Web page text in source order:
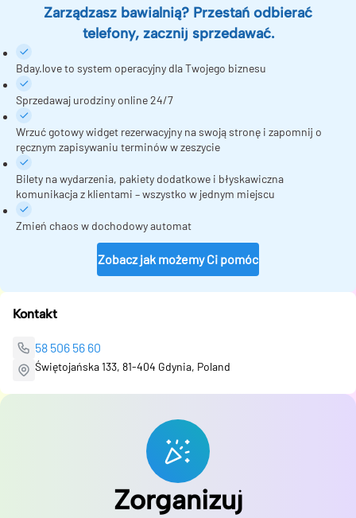
Zarządzasz bawialnią? Przestań odbierać
telefony, zacznij sprzedawać.
Bday.love to system operacyjny dla Twojego biznesu
Sprzedawaj urodziny online 24/7
Wrzuć gotowy widget rezerwacyjny na swoją stronę i zapomnij o
ręcznym zapisywaniu terminów w zeszycie
Bilety na wydarzenia, pakiety dodatkowe i błyskawiczna
komunikacja z klientami – wszystko w jednym miejscu
Zmień chaos w dochodowy automat
Zobacz jak możemy Ci pomóc
Kontakt
58 506 56 60
Świętojańska 133, 81-404 Gdynia, Poland
Zorganizuj